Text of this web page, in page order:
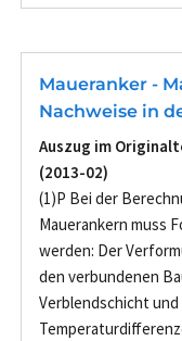
Maueranker -
Nachweise in
Auszug im
(2013-02)
(1)P Bei der
Mauerankern muss
werden: Der
den verbundenen
Verblendschicht